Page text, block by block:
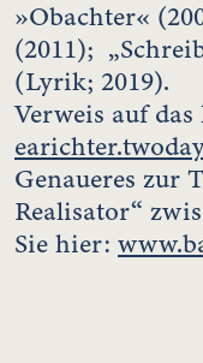
»Obachter«
(2011);
(Lyrik; 2019).
Verweis auf
Genaueres zur
Realisator“
Sie hier: